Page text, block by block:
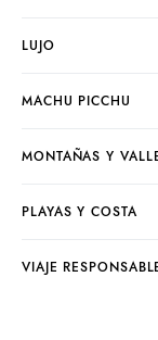
LUJO
MACHU PICCHU
MONTAÑAS Y
PLAYAS Y COSTA
VIAJE